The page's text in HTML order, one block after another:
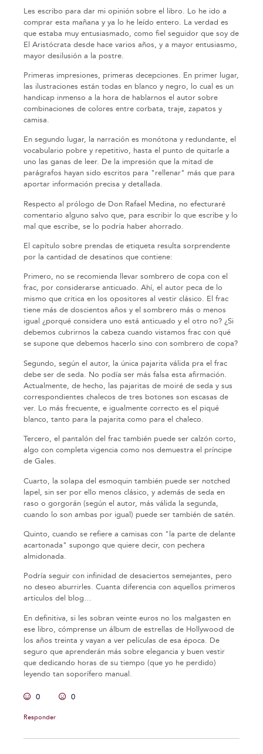
Les escribo para dar mi opinión sobre el libro. Lo he ido a
comprar esta mañana y ya lo he leído entero. La verdad es
que estaba muy entusiasmado, como fiel seguidor que soy de
El Aristócrata desde hace varios años, y a mayor entusiasmo,
mayor desilusión a la postre.
Primeras impresiones, primeras decepciones. En primer lugar,
las ilustraciones están todas en blanco y negro, lo cual es un
handicap inmenso a la hora de hablarnos el autor sobre
combinaciones de colores entre corbata, traje, zapatos y
camisa.
En segundo lugar, la narración es monótona y redundante, el
vocabulario pobre y repetitivo, hasta el punto de quitarle a
uno las ganas de leer. De la impresión que la mitad de
parágrafos hayan sido escritos para "rellenar" más que para
aportar información precisa y detallada.
Respecto al prólogo de Don Rafael Medina, no efecturaré
comentario alguno salvo que, para escribir lo que escribe y lo
mal que escribe, se lo podría haber ahorrado.
El capítulo sobre prendas de etiqueta resulta sorprendente
por la cantidad de desatinos que contiene:
Primero, no se recomienda llevar sombrero de copa con el
frac, por considerarse anticuado. Ahí, el autor peca de lo
mismo que critica en los opositores al vestir clásico. El frac
tiene más de doscientos años y el sombrero más o menos
igual ¿porqué considera uno está anticuado y el otro no? ¿Si
debemos cubrirnos la cabeza cuando vistamos frac con qué
se supone que debemos hacerlo sino con sombrero de copa?
Segundo, según el autor, la única pajarita válida pra el frac
debe ser de seda. No podía ser más falsa esta afirmación.
Actualmente, de hecho, las pajaritas de moiré de seda y sus
correspondientes chalecos de tres botones son escasas de
ver. Lo más frecuente, e igualmente correcto es el piqué
blanco, tanto para la pajarita como para el chaleco.
Tercero, el pantalón del frac también puede ser calzón corto,
algo con completa vigencia como nos demuestra el príncipe
de Gales.
Cuarto, la solapa del esmoquin también puede ser notched
lapel, sin ser por ello menos clásico, y además de seda en
raso o gorgorán (según el autor, más válida la segunda,
cuando lo son ambas por igual) puede ser también de satén.
Quinto, cuando se refiere a camisas con "la parte de delante
acartonada" supongo que quiere decir, con pechera
almidonada.
Podría seguir con infinidad de desaciertos semejantes, pero
no deseo aburrirles. Cuanta diferencia con aquellos primeros
artículos del blog…
En definitiva, si les sobran veinte euros no los malgasten en
ese libro, cómprense un álbum de estrellas de Hollywood de
los años treinta y vayan a ver películas de esa época. De
seguro que aprenderán más sobre elegancia y buen vestir
que dedicando horas de su tiempo (que yo he perdido)
leyendo tan soporífero manual.
0 0
Responder